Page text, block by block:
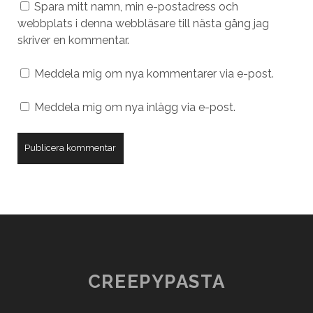
Spara mitt namn, min e-postadress och
webbplats i denna webbläsare till nästa gång jag
skriver en kommentar.
Meddela mig om nya kommentarer via e-post.
Meddela mig om nya inlägg via e-post.
CREEPYPASTA